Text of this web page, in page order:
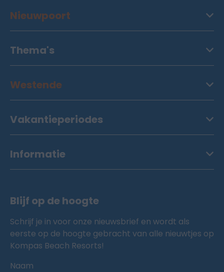
Nieuwpoort
Thema's
Westende
Vakantieperiodes
Informatie
Blijf op de hoogte
Schrijf je in voor onze nieuwsbrief en wordt als
eerste op de hoogte gebracht van alle nieuwtjes op
Kompas Beach Resorts!
Naam